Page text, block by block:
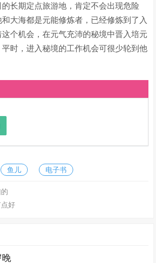
长期定点旅游地，肯定不会出现危险
大海都是元能修炼者，已经修炼到了入
个机会，在元气充沛的秘境中晋入培元
时，进入秘境的工作机会可很少轮到他
鱼儿 电子书
好
晚